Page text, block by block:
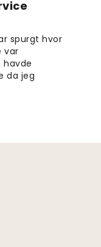
spurgt hvor
var
havde
da jeg